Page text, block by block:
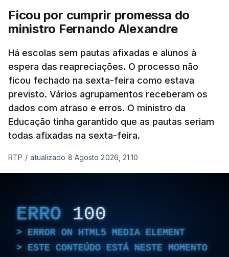
Ficou por cumprir promessa do
ministro Fernando Alexandre
Há escolas sem pautas afixadas e alunos à
espera das reapreciações. O processo não
ficou fechado na sexta-feira como estava
previsto. Vários agrupamentos receberam os
dados com atraso e erros. O ministro da
Educação tinha garantido que as pautas seriam
todas afixadas na sexta-feira.
RTP / atualizado 8 Agosto 2026, 21:10
ERRO 100
ERROR ON HTML5 MEDIA ELEMENT
ESTE CONTEÚDO ESTÁ NESTE MOMENTO